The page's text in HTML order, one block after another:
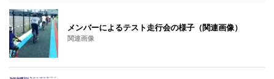
メンバーによるテスト走行会の様子（関連画像）
関連画像